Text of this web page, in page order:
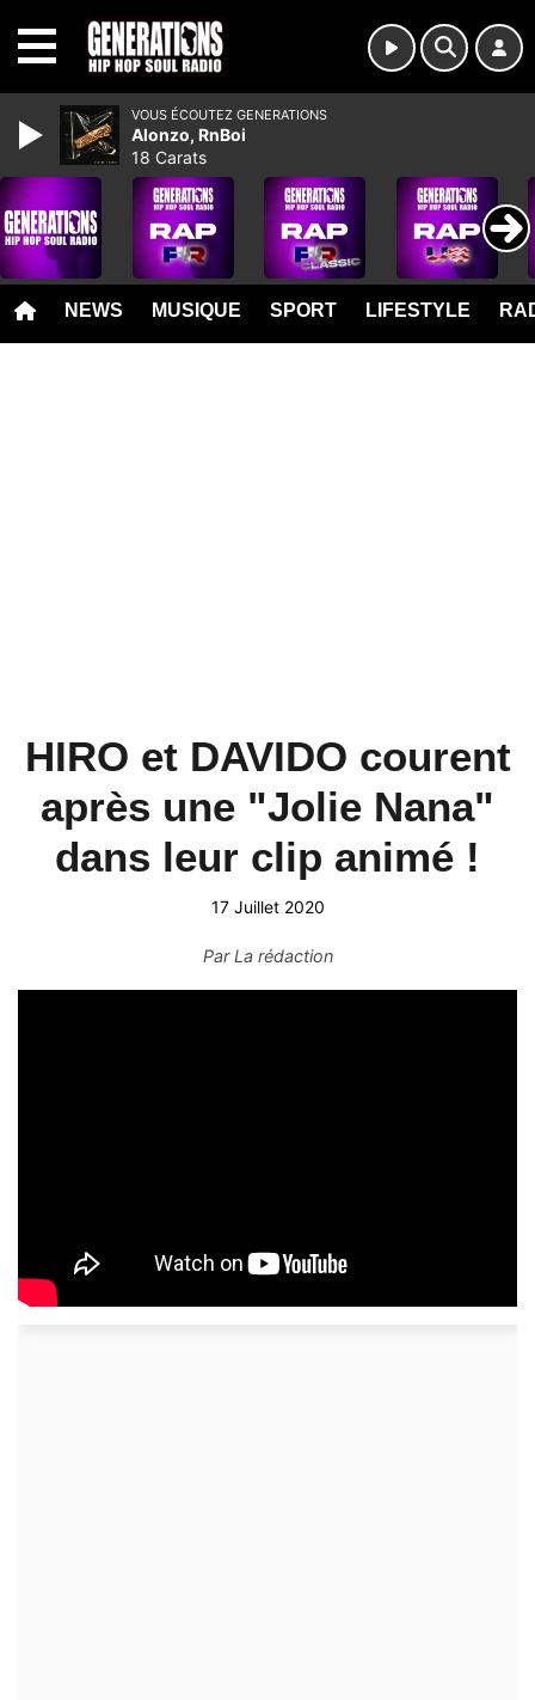
NEWS MUSIQUE SPORT LIFESTYLE
HIRO et DAVIDO courent
après une "Jolie Nana"
dans leur clip animé !
17 Juillet 2020
ParLa rédaction
VOUS ÉCOUTEZ GENERATIONS
Alonzo, RnBoi
18 Carats